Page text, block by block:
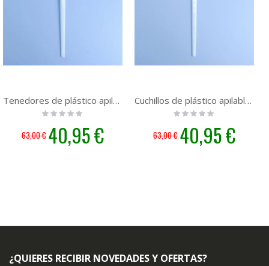
Tenedores de plástico apilables 16,5 cm | 2000 unidades
Rating:
63,00 €
Precio
especial
40,95 €
Cuchillos de plástico apilables 16,5 cm | 2000 unidades
Rating:
63,00 €
Precio
especial
40,95 €
¿QUIERES RECIBIR NOVEDADES Y OFERTAS?